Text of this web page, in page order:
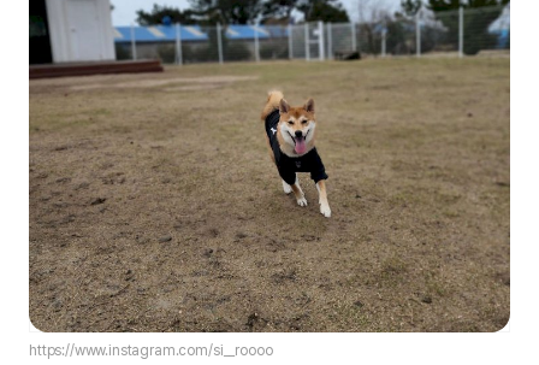
https://www.instagram.com/si__roooo